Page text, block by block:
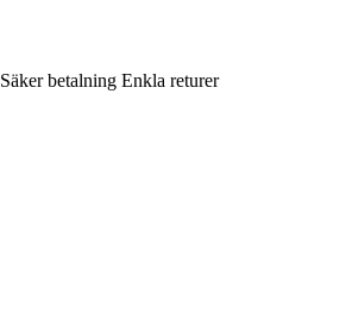
Säker betalning Enkla returer